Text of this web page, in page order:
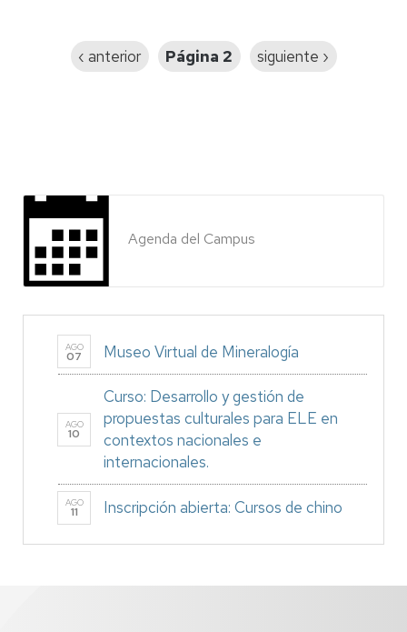
Página
‹ anterior Página 2
Siguiente
siguiente ›
Agenda del Campus
AGO
07 Museo Virtual de Mineralogía
AGO
10
Curso: Desarrollo y gestión de
propuestas culturales para ELE en
contextos nacionales e
internacionales.
AGO
11 Inscripción abierta: Cursos de chino